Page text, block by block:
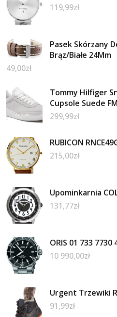
119,99zł
Pasek Skórzany
Brąz/Białe 24Mm
49,00zł
Tommy Hilfiger
Cupsole Suede
299,99zł
RUBICON
215,00zł
Upominkarnia
131,77zł
ORIS 01 733 7730
10 990,00zł
Urgent Trzewiki
91,99zł